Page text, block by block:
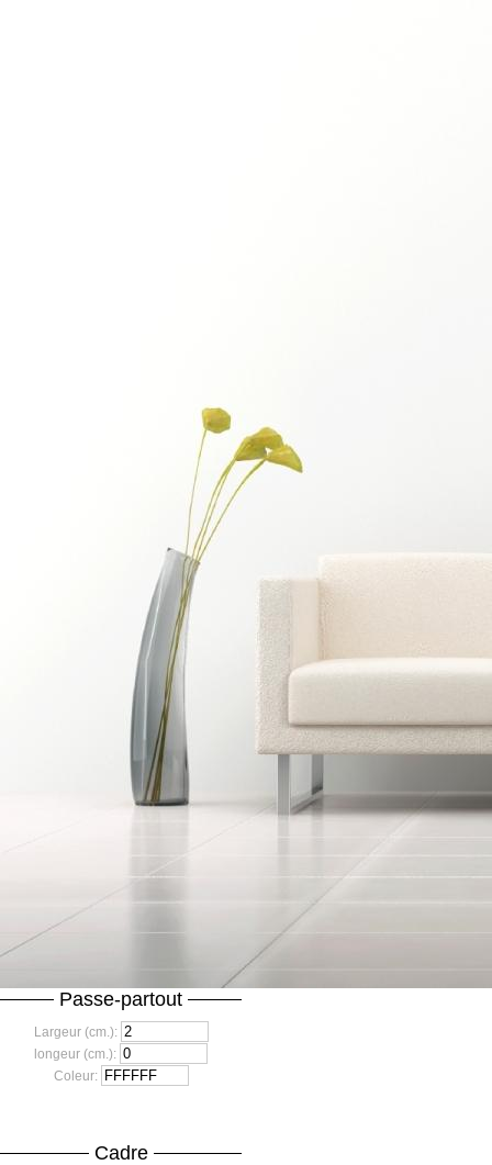
Passe-partout
Largeur (cm.):
longeur (cm.):
Coleur:
Cadre